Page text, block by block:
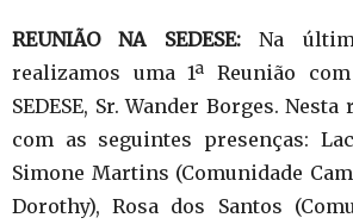
REUNIÃO NA SEDESE:Na
realizamos uma 1ª Reunião
SEDESE, Sr. Wander Borges.
com as seguintes presenças:
Simone Martins (Comunidade
Dorothy), Rosa dos Santos